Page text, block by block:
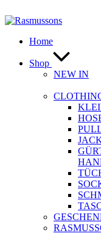
Inhalt
Home
Shop
NEW IN